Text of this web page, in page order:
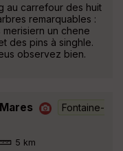
au carrefour des huit
remarquables :
un chene
des pins à singhle.
observez bien.
Fontaine-
5 km